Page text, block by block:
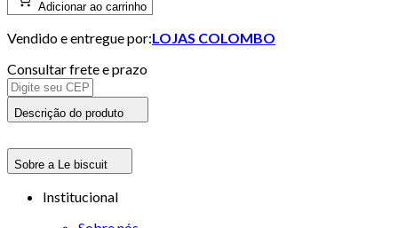
Adicionar ao carrinho
Vendido e entregue por:LOJAS COLOMBO
Consultar frete e prazo
Descrição do produto
Sobre a Le biscuit
Institucional